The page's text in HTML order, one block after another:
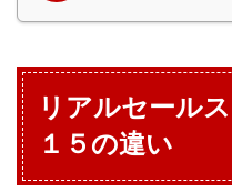
リアルセール
１５の違い